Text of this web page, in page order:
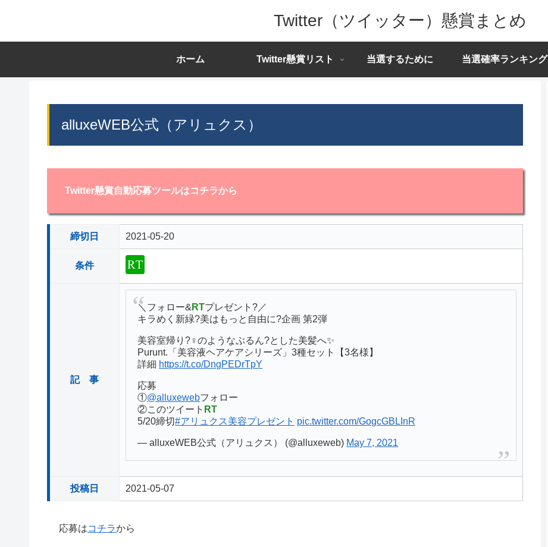
Twitter（ツイッター）懸賞まとめ
ホーム Twitter懸賞リスト 当選するために 当選確率ランキング
alluxeWEB公式（アリュクス）
Twitter懸賞自動応募ツールはコチラから
締切日 2021-05-20
条件
記 事
＼フォロー& RTプレゼント?／
キラめく新緑?美はもっと自由に?企画 第2弾
美容室帰り?‍♀️のようなぷるん?とした美髪へ✨
Purunt.「美容液ヘアケアシリーズ」3種セット【3名様】
詳細 https://t.co/DngPEDrTpY
応募
①@alluxewebフォロー
②このツイート RT
5/20締切#アリュクス美容プレゼント pic.twitter.com/GogcGBLInR
— alluxeWEB公式（アリュクス） (@alluxeweb) May 7, 2021
投稿日 2021-05-07
応募はコチラから